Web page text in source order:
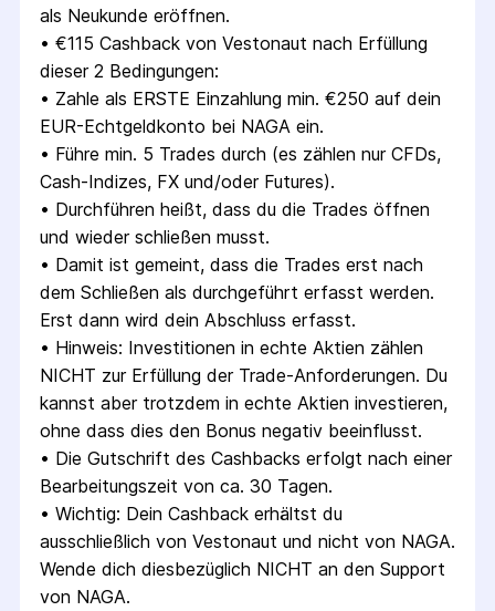
als Neukunde eröffnen.
• €115 Cashback von Vestonaut nach Erfüllung
dieser 2 Bedingungen:
• Zahle als ERSTE Einzahlung min. €250 auf dein
EUR-Echtgeldkonto bei NAGA ein.
• Führe min. 5 Trades durch (es zählen nur CFDs,
Cash-Indizes, FX und/oder Futures).
• Durchführen heißt, dass du die Trades öffnen
und wieder schließen musst.
• Damit ist gemeint, dass die Trades erst nach
dem Schließen als durchgeführt erfasst werden.
Erst dann wird dein Abschluss erfasst.
• Hinweis: Investitionen in echte Aktien zählen
NICHT zur Erfüllung der Trade-Anforderungen. Du
kannst aber trotzdem in echte Aktien investieren,
ohne dass dies den Bonus negativ beeinflusst.
• Die Gutschrift des Cashbacks erfolgt nach einer
Bearbeitungszeit von ca. 30 Tagen.
• Wichtig: Dein Cashback erhältst du
ausschließlich von Vestonaut und nicht von NAGA.
Wende dich diesbezüglich NICHT an den Support
von NAGA.